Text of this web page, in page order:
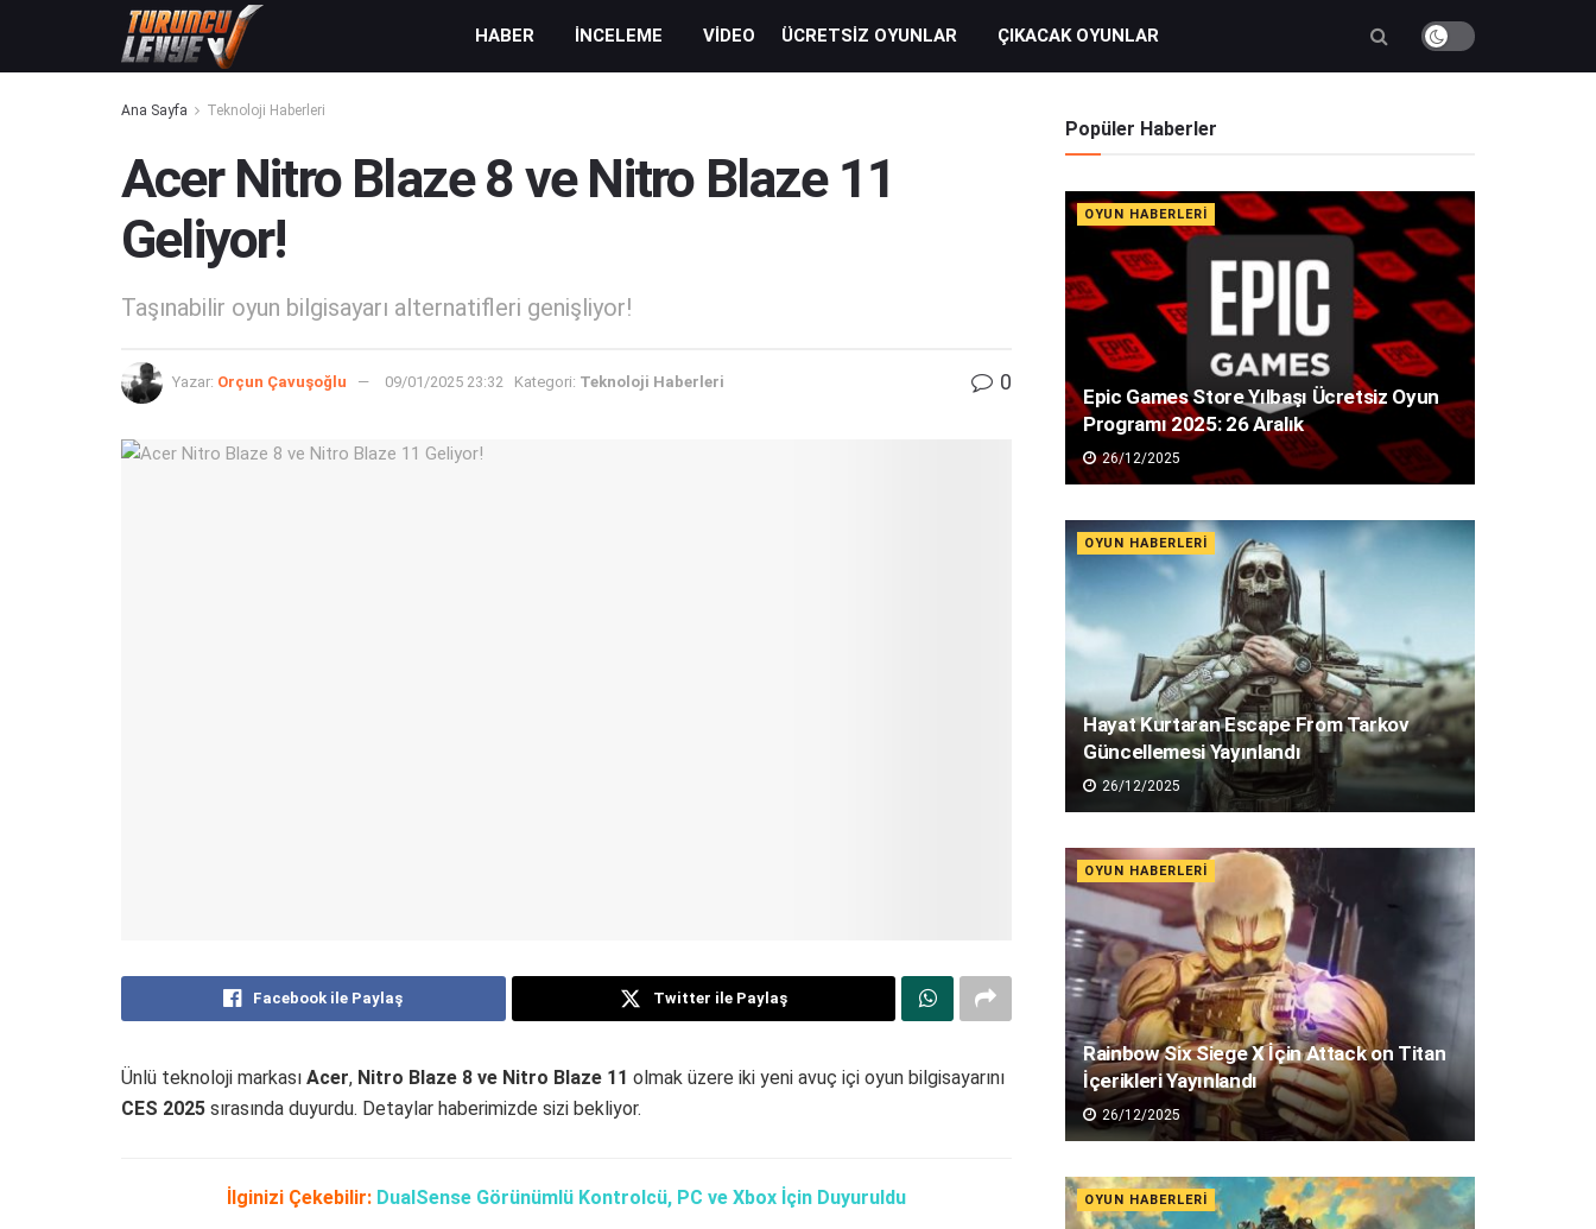
HABER İNCELEME VIDEO ÜCRETSIZ OYUNLAR ÇIKACAK OYUNLAR
Ana Sayfa Teknoloji Haberleri
Acer Nitro Blaze 8 ve Nitro Blaze 11
Geliyor!
Taşınabilir oyun bilgisayarı alternatifleri genişliyor!
Yazar: Orçun Çavuşoğlu 09/01/2025 23:32 Kategori: Teknoloji Haberleri 0
Facebook ile Paylaş Twitter ile Paylaş
Ünlü teknoloji markası Acer, Nitro Blaze 8 ve Nitro Blaze 11 olmak üzere iki yeni avuç içi oyun bilgisayarını
CES 2025 sırasında duyurdu. Detaylar haberimizde sizi bekliyor.
İlginizi Çekebilir: DualSense Görünümlü Kontrolcü, PC ve Xbox İçin Duyuruldu
Popüler Haberler
OYUN HABERLERI
Epic Games Store Yılbaşı Ücretsiz Oyun
Programı 2025: 26 Aralık
26/12/2025
OYUN HABERLERI
Hayat Kurtaran Escape From Tarkov
Güncellemesi Yayınlandı
26/12/2025
OYUN HABERLERI
Rainbow Six Siege X İçin Attack on Titan
İçerikleri Yayınlandı
26/12/2025
OYUN HABERLERI